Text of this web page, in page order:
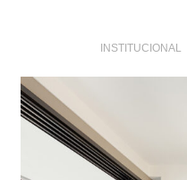
INSTITUCIONAL